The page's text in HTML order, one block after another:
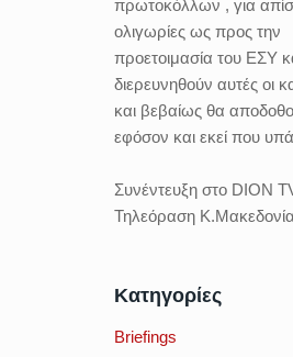
πρωτοκόλλων , για
ολιγωρίες ως προς την
προετοιμασία του ΕΣΥ
διερευνηθούν αυτές οι
και βεβαίως θα
εφόσον και εκεί που
Συνέντευξη στο DION
Τηλεόραση
Κατηγορίες
Briefings